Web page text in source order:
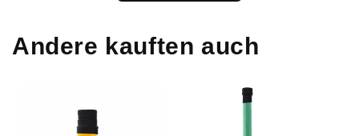
Andere kauften auch